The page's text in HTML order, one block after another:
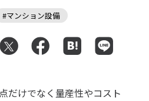
#マンション設備
だけでなく量産性やコスト